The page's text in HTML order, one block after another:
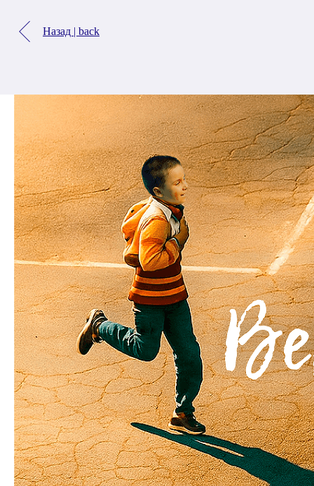
Назад | back